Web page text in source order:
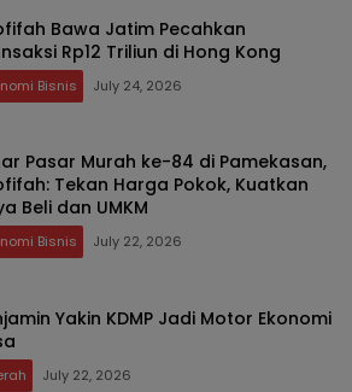
Bawa Jatim Pecahkan
Rp12 Triliun di Hong Kong
Bisnis July 24, 2026
Pasar Murah ke-84 di Pamekasan,
Tekan Harga Pokok, Kuatkan
Beli dan UMKM
Bisnis July 22, 2026
Yakin KDMP Jadi Motor Ekonomi
July 22, 2026